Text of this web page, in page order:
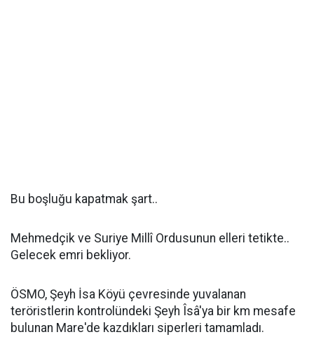
Bu boş luğu kapatmak şart..
Mehmedçik ve Suriye Millî Ordusunun elleri tetikte..
Gelecek emri bekliyor.
ÖSMO, Şeyh İsa Köyü çevresinde yuvalanan
teröristlerin kontrolündeki Şeyh Îsâ'ya bir km mesafe
bulunan Mare'de kazdıkları siperleri tamamladı.